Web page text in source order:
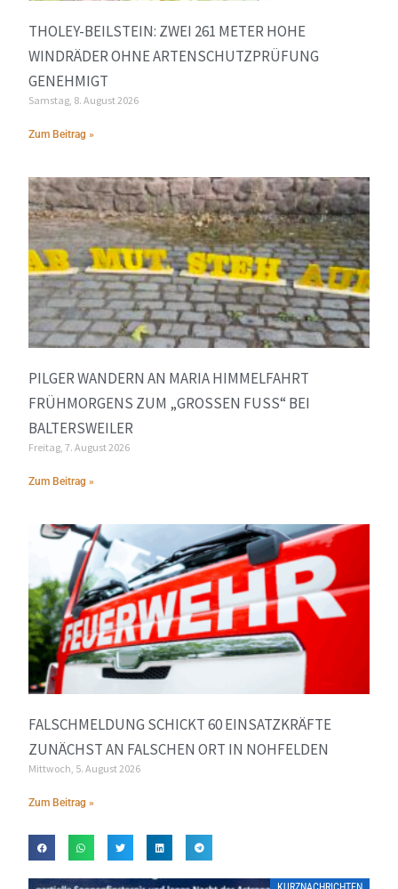
THOLEY-BEILSTEIN: ZWEI 261 METER HOHE
WINDRÄDER OHNE ARTENSCHUTZPRÜFUNG
GENEHMIGT
Samstag, 8. August 2026
Zum Beitrag »
PILGER WANDERN AN MARIA HIMMELFAHRT
FRÜHMORGENS ZUM „GROSSEN FUSS“ BEI BA
LTERSWEILER
Freitag, 7. August 2026
Zum Beitrag »
FALSCHMELDUNG SCHICKT 60 EINSATZKRÄFTE
ZUNÄCHST AN FALSCHEN ORT IN NOHFELDEN
Mittwoch, 5. August 2026
Zum Beitrag »